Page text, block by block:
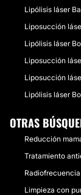
Lipólisis láser
Liposucción
Lipólisis láser
Liposucción
Liposucción
Lipólisis láser
OTRAS
Reducción
Tratamiento
Radiofrecuencia
Limpieza con